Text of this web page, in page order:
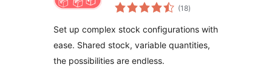
Shared Stock &
(Lite Version)
(18puntuacions
totals
)
Set up complex stock configurations with
ease. Shared stock, variable quantities,
the possibilities are endless.